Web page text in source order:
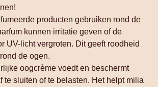
producten gebruiken rond de
kunnen irritatie geven of de
UV-licht vergroten. Dit geeft roodheid
de ogen.
oogcrème voedt en beschermt
te sluiten of te belasten. Het helpt milia